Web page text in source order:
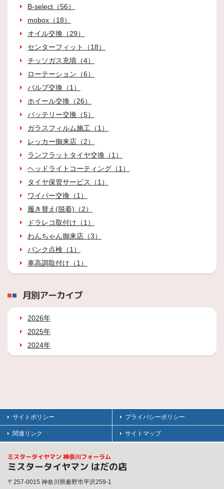
B-select（56）
mobox（18）
オイル交換（29）
センターフィット（18）
チッソガス充填（4）
ローテーション（6）
バルブ交換（1）
ホイール交換（26）
バッテリー交換（5）
ガラスフィルム施工（1）
レッカー御来店（2）
ランフラットタイヤ交換（1）
ヘッドライトコーティング（1）
タイヤ保管サービス（1）
ワイパー交換（1）
履き替え(脱着)（2）
ドラレコ取付け（1）
わんちゃん御来店（3）
パンク点検（1）
車高調取付け（1）
月別アーカイブ
2026年
2025年
2024年
サイトポリシー プライバシーポリシー
関連リンク サイトマップ
ミスタータイヤマン 神奈川フォーラム
ミスタータイヤマン はだの店
〒257-0015 神奈川県秦野市平沢259-1